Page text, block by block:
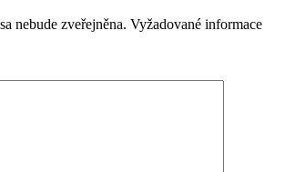
nebude zveřejněna. Vyžadované informace